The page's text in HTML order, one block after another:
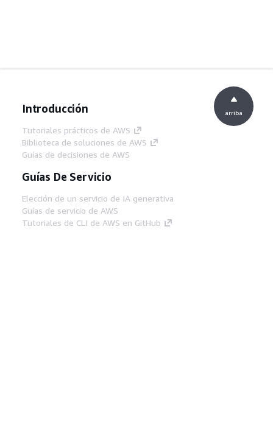
Introducción
Tutoriales prácticos de AWS
Biblioteca de soluciones de AWS
Guías de decisiones de AWS
Guías De Servicio
Elección de un servicio de IA generativa
Guías de servicio de AWS
Tutoriales de CLI de AWS en GitHub
arriba